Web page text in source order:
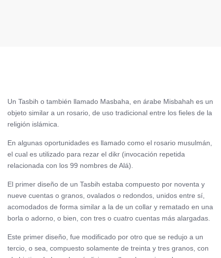
Un Tasbih o también llamado Masbaha, en árabe Misbahah es un
objeto similar a un rosario, de uso tradicional entre los fieles de la
religión islámica.
En algunas oportunidades es llamado como el rosario musulmán,
el cual es utilizado para rezar el dikr (invocación repetida
relacionada con los 99 nombres de Alá).
El primer diseño de un Tasbih estaba compuesto por noventa y
nueve cuentas o granos, ovalados o redondos, unidos entre sí,
acomodados de forma similar a la de un collar y rematado en una
borla o adorno, o bien, con tres o cuatro cuentas más alargadas.
Este primer diseño, fue modificado por otro que se redujo a un
tercio, o sea, compuesto solamente de treinta y tres granos, con